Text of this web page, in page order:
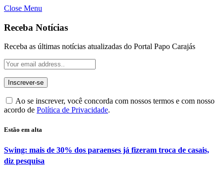
Close Menu
Receba Notícias
Receba as últimas notícias atualizadas do Portal Papo Carajás
Ao se inscrever, você concorda com nossos termos e com nosso
acordo de Política de Privacidade.
Estão em alta
Swing: mais de 30% dos paraenses já fizeram troca de casais,
diz pesquisa